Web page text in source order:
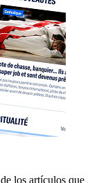
de los artículos que